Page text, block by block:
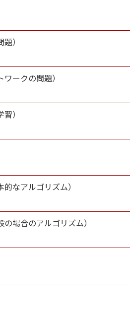
）
ークの問題）
）
なアルゴリズム）
場合のアルゴリズム）